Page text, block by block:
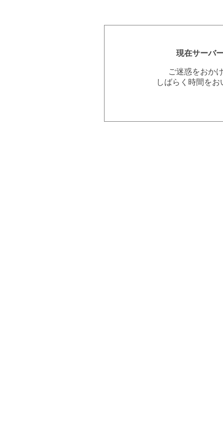
現在サーバ
ご迷惑をおか
しばらく時間を